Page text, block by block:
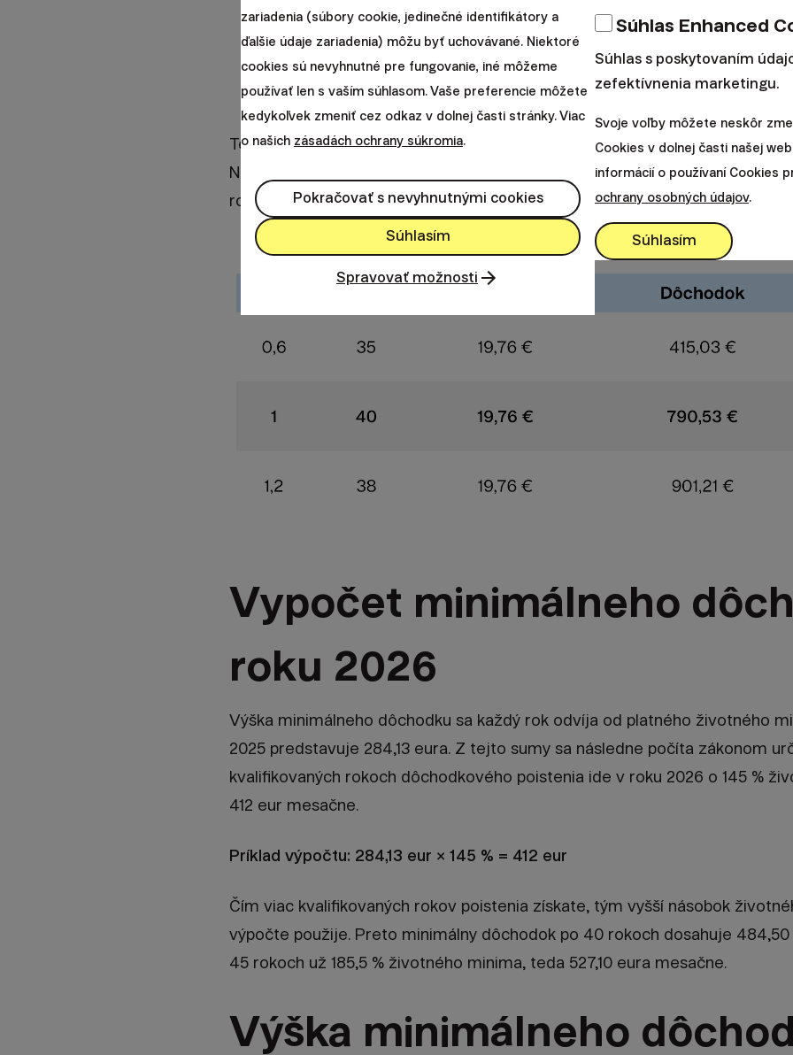
Tentovzorecmôže na prvý pohľad pôsobiť abstraktne. V praxi však ide o
Nižšie vidíte konkrétne príklady, ktoré ukazujú, ako sa rôzne úrovne príjmu
rokov premietnu do výslednej výšky dôchodku.
Vypočet minimálneho
roku 2026
Výška minimálneho dôchodku sa každý rok odvíja od platného životného
2025 predstavuje 284,13 eura. Z tejto sumy sa následne počíta zákonom
kvalifikovaných rokoch dôchodkového poistenia ide v roku 2026 o 145 %
412 eur mesačne.
Príklad výpočtu: 284,13 eur × 145 % = 412 eur
Čím viac kvalifikovaných rokov poistenia získate, tým vyšší násobok
výpočte použije. Preto minimálny dôchodok po 40 rokoch dosahuje
45 rokoch už 185,5 % životného minima, teda 527,10 eura mesačne.
Výška minimálneho
zariadenia (súbory cookie, jedinečné identifikátory a
ďalšie údaje zariadenia) môžu byť uchovávané. Niektoré
cookies sú nevyhnutné pre fungovanie, iné môžeme
používať len s vaším súhlasom. Vaše preferencie môžete
kedykoľvek zmeniť cez odkaz v dolnej časti stránky. Viac
o našich zásadách ochrany súkromia.
Pokračovať s nevyhnutnými cookies
Súhlasím
Spravovať možnosti
Súhlas Enhanced
Súhlas s poskytovaním
zefektívnenia marketingu.
Svoje voľby môžete neskôr
Cookies v dolnej časti našej
informácií o používaní Cookies
ochrany osobných údajov.
Súhlasím